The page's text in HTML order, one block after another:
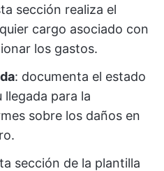
sección realiza el
cargo asociado con
los gastos.
: documenta el estado
llegada para la
sobre los daños en
sección de la plantilla